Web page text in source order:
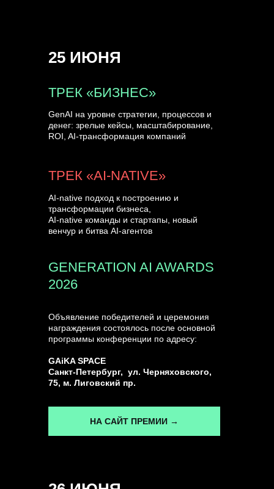
Объявление победителей и церемония
награждения состоялось после основной
программы конференции по адресу:
GAiKA SPACE
Санкт-Петербург, ул. Черняховского,
75, м. Лиговский пр.
ТРЕК «БИЗНЕС»
GENERATION AI AWARDS
2026
GenAI на уровне стратегии, процессов и
денег: зрелые кейсы, масштабирование,
ROI, AI-трансформация компаний
AI-native подход к построению и
трансформации бизнеса,
AI-native команды и стартапы, новый
венчур и битва AI-агентов
ТРЕК «AI-NATIVE»
25 ИЮНЯ
НА САЙТ ПРЕМИИ →